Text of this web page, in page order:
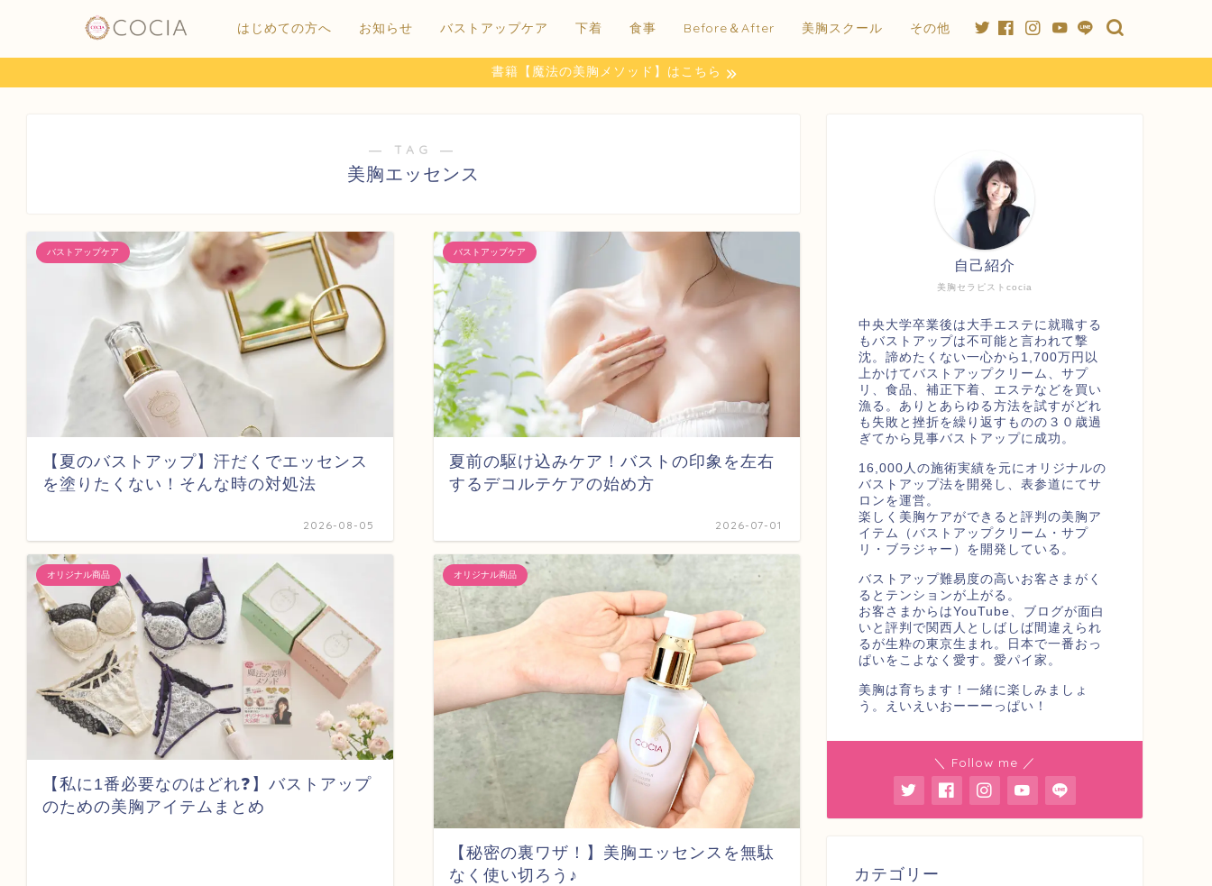
はじめての方へ お知らせ バストアップケア 下着 食事 Before＆After 美胸スクール その他
書籍【魔法の美胸メソッド】はこちら
― TAG ―
美胸エッセンス
バストアップケア
【夏のバストアップ】汗だくでエッセンス
を塗りたくない！そんな時の対処法
2026-08-05
バストアップケア
夏前の駆け込みケア！バストの印象を左右
するデコルテケアの始め方
2026-07-01
オリジナル商品
【私に1番必要なのはどれ❓】バストアップ
のための美胸アイテムまとめ
オリジナル商品
【秘密の裏ワザ！】美胸エッセンスを無駄
なく使い切ろう♪
美胸セラピストcocia
自己紹介
中央大学卒業後は大手エステに就職する
もバストアップは不可能と言われて撃
沈。諦めたくない一心から1,700万円以
上かけてバストアップクリーム、サプ
リ、食品、補正下着、エステなどを買い
漁る。ありとあらゆる方法を試すがどれ
も失敗と挫折を繰り返すものの３０歳過
ぎてから見事バストアップに成功。
16,000人の施術実績を元にオリジナルの
バストアップ法を開発し、表参道にてサ
ロンを運営。
楽しく美胸ケアができると評判の美胸ア
イテム（バストアップクリーム・サプ
リ・ブラジャー）を開発している。
バストアップ難易度の高いお客さまがく
るとテンションが上がる。
お客さまからはYouTube、ブログが面白
いと評判で関西人としばしば間違えられ
るが生粋の東京生まれ。日本で一番おっ
ぱいをこよなく愛す。愛パイ家。
美胸は育ちます！一緒に楽しみましょ
う。えいえいおーーーっぱい！
＼ Follow me ／
カテゴリー